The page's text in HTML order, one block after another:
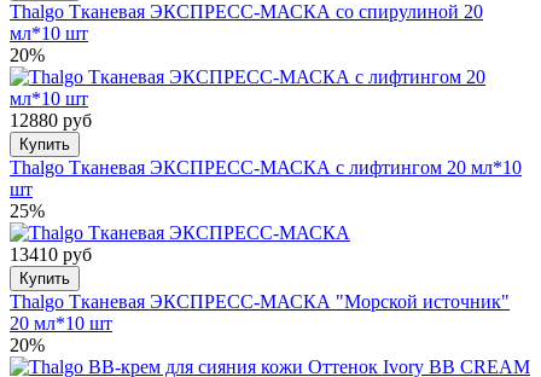
Thalgo Тканевая ЭКСПРЕСС-МАСКА со спирулиной 20
мл*10 шт
20%
12880 руб
Купить
Thalgo Тканевая ЭКСПРЕСС-МАСКА с лифтингом 20 мл*10
шт
25%
13410 руб
Купить
Thalgo Тканевая ЭКСПРЕСС-МАСКА "Морской источник"
20 мл*10 шт
20%